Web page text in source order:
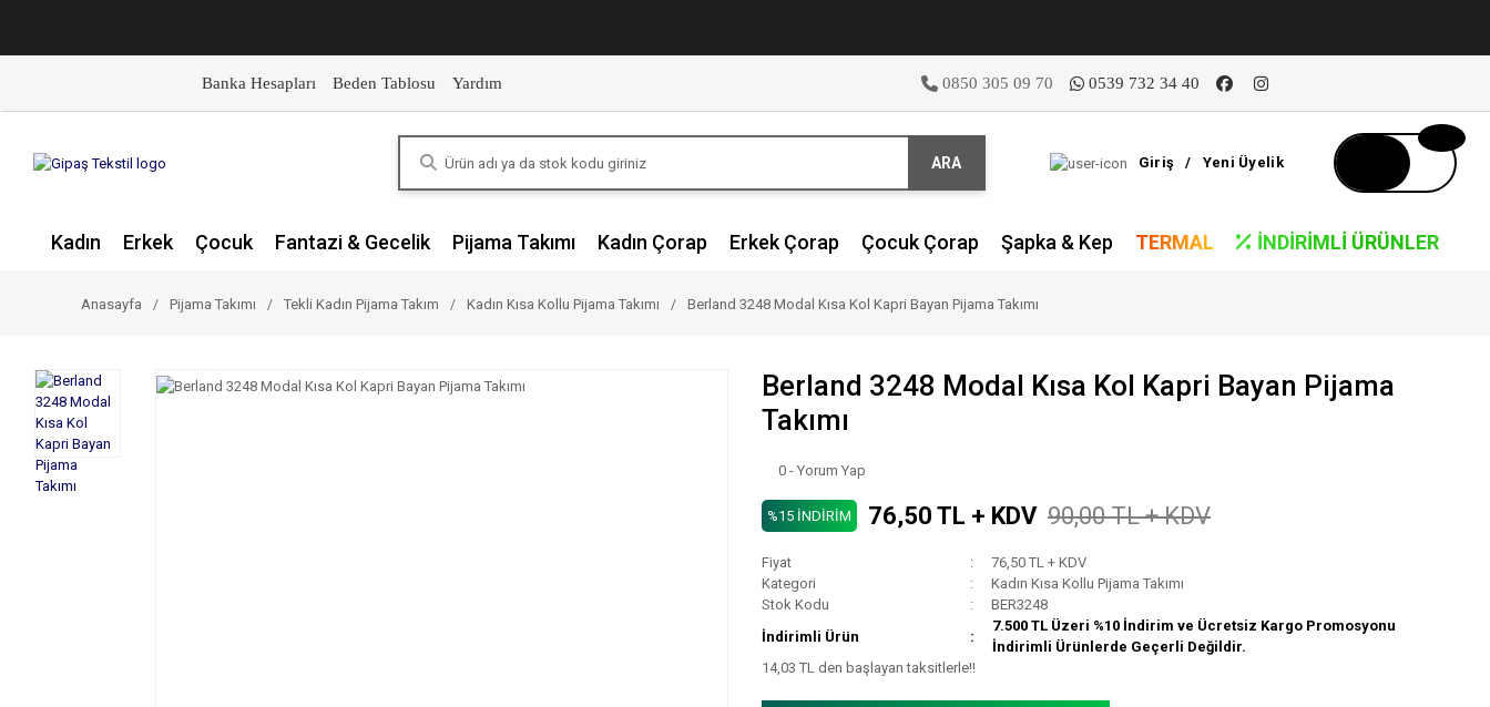
Banka Hesapları Beden Tablosu Yardım 0850 305 09 70 0539 732 34 40
ARA Giriş / Yeni Üyelik
Kadın Erkek Çocuk Fantazi & Gecelik Pijama Takımı Kadın Çorap Erkek Çorap Çocuk Çorap Şapka & Kep TERMAL İNDIRIMLI ÜRÜNLER
Anasayfa Pijama Takımı Tekli Kadın Pijama Takım Kadın Kısa Kollu Pijama Takımı Berland 3248 Modal Kısa Kol Kapri Bayan Pijama Takımı
Berland 3248 Modal Kısa Kol Kapri Bayan Pijama
Takımı
0 - Yorum Yap
%15 İNDİRİM 76,50 TL + KDV 90,00 TL + KDV
Fiyat
76,50 TL + KDV
Kategori
Kadın Kısa Kollu Pijama Takımı
Stok Kodu
BER3248
İndirimli Ürün
7.500 TL Üzeri %10 İndirim ve Ücretsiz Kargo Promosyonu
İndirimli Ürünlerde Geçerli Değildir.
14,03 TL den başlayan taksitlerle!!